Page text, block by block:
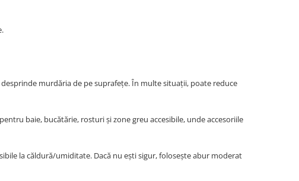
murdăria de pe suprafețe. În multe situații, poate reduce
pentru baie, bucătărie, rosturi și zone greu accesibile, unde accesoriile
la căldură/umiditate. Dacă nu ești sigur, folosește abur moderat